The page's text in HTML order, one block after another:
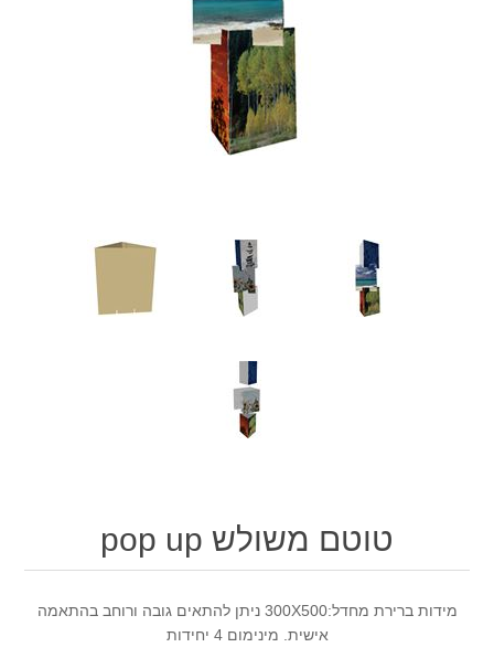
טוטם משולש pop up
מידות ברירת מחדל:300X500 ניתן להתאים גובה ורוחב בהתאמה
אישית. מינימום 4 יחידות